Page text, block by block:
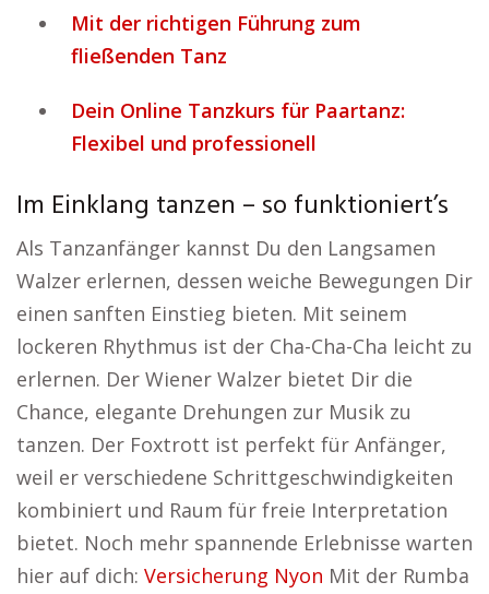
Mit der richtigen Führung zum
fließenden Tanz
Dein Online Tanzkurs für Paartanz:
Flexibel und professionell
Im Einklang tanzen – so funktioniert’s
Als Tanzanfänger kannst Du den Langsamen
Walzer erlernen, dessen weiche Bewegungen Dir
einen sanften Einstieg bieten. Mit seinem
lockeren Rhythmus ist der Cha-Cha-Cha leicht zu
erlernen. Der Wiener Walzer bietet Dir die
Chance, elegante Drehungen zur Musik zu
tanzen. Der Foxtrott ist perfekt für Anfänger,
weil er verschiedene Schrittgeschwindigkeiten
kombiniert und Raum für freie Interpretation
bietet. Noch mehr spannende Erlebnisse warten
hier auf dich: Versicherung Nyon Mit der Rumba